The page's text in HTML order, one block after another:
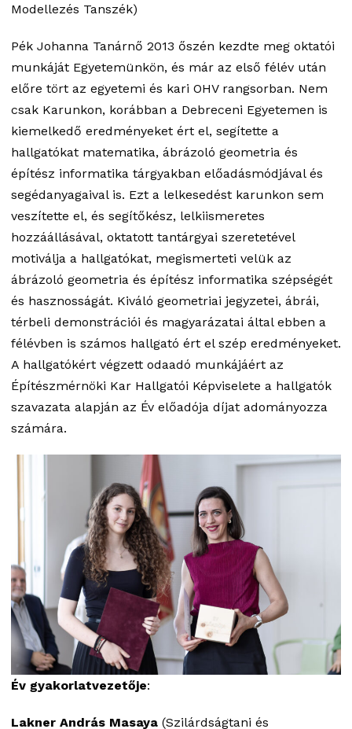
Modellezés Tanszék)
Pék Johanna Tanárnő 2013 őszén kezdte meg oktatói
munkáját Egyetemünkön, és már az első félév után
előre tört az egyetemi és kari OHV rangsorban. Nem
csak Karunkon, korábban a Debreceni Egyetemen is
kiemelkedő eredményeket ért el, segítette a
hallgatókat matematika, ábrázoló geometria és
építész informatika tárgyakban előadásmódjával és
segédanyagaival is. Ezt a lelkesedést karunkon sem
veszítette el, és segítőkész, lelkiismeretes
hozzáállásával, oktatott tantárgyai szeretetével
motiválja a hallgatókat, megismerteti velük az
ábrázoló geometria és építész informatika szépségét
és hasznosságát. Kiváló geometriai jegyzetei, ábrái,
térbeli demonstrációi és magyarázatai által ebben a
félévben is számos hallgató ért el szép eredményeket.
A hallgatókért végzett odaadó munkájáért az
Építészmérnöki Kar Hallgatói Képviselete a hallgatók
szavazata alapján az Év előadója díjat adományozza
számára.
Év gyakorlatvezetője:
Lakner András Masaya (Szilárdságtani és